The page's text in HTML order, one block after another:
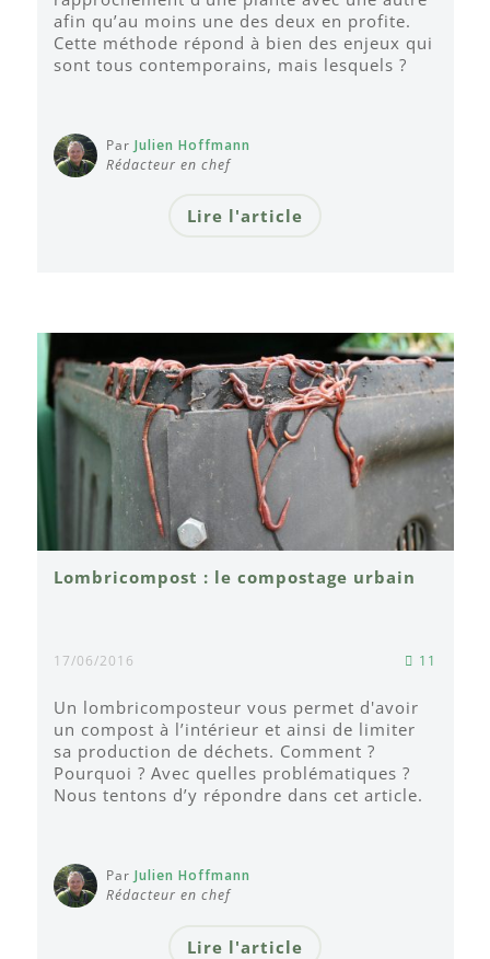
afin qu’au moins une des deux en profite.
Cette méthode répond à bien des enjeux qui
sont tous contemporains, mais lesquels ?
Par Julien Hoffmann
Rédacteur en chef
Lire l'article
Lombricompost : le compostage urbain
17/06/2016 11
Un lombricomposteur vous permet d'avoir
un compost à l’intérieur et ainsi de limiter
sa production de déchets. Comment ?
Pourquoi ? Avec quelles problématiques ?
Nous tentons d’y répondre dans cet article.
Par Julien Hoffmann
Rédacteur en chef
Lire l'article